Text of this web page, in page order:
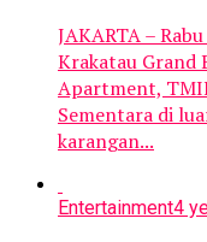
JAKARTA –
Krakatau Grand
Apartment,
Sementara di
karangan...
Entertainment4